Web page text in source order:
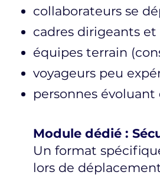
collaborateurs se
cadres dirigeants et
équipes terrain
voyageurs peu
personnes
Module dédié :
Un format
lors de